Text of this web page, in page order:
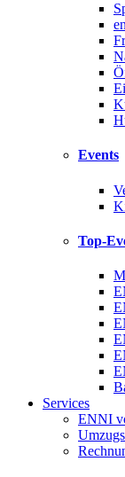
Events
Top-
Services
ENNI